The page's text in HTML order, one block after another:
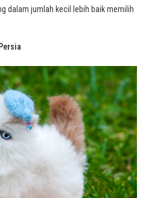
dalam jumlah kecil lebih baik memilih